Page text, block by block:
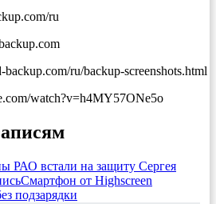
ru
backup.com/ru/backup-screenshots.html
watch?v=h4MY57ONe5o
РАО встали на защиту Сергея
Смартфон от Highscreen
подзарядки